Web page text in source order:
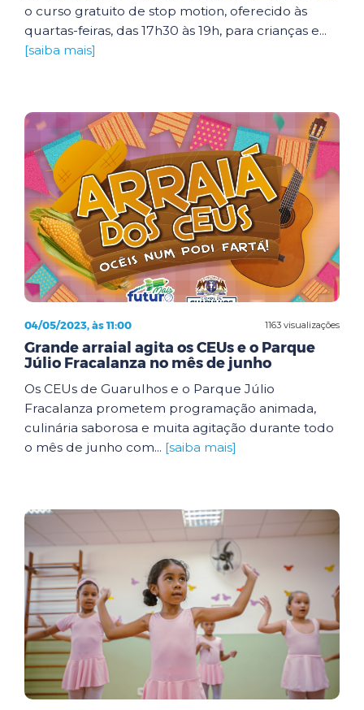
o curso gratuito de stop motion, oferecido às
quartas-feiras, das 17h30 às 19h, para crianças e...
[saiba mais]
1163 visualizações
04/05/2023, às 11:00
Grande arraial agita os CEUs e o Parque
Júlio Fracalanza no mês de junho
Os CEUs de Guarulhos e o Parque Júlio
Fracalanza prometem programação animada,
culinária saborosa e muita agitação durante todo
o mês de junho com... [saiba mais]